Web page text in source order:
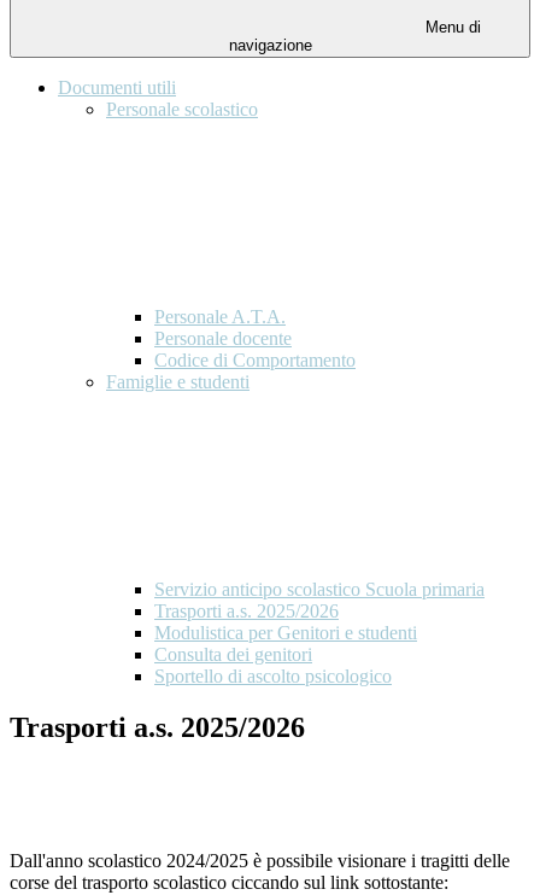
Menu di
navigazione
Documenti utili
Personale scolastico
Personale A.T.A.
Personale docente
Codice di Comportamento
Famiglie e studenti
Servizio anticipo scolastico Scuola primaria
Trasporti a.s. 2025/2026
Modulistica per Genitori e studenti
Consulta dei genitori
Sportello di ascolto psicologico
Trasporti a.s. 2025/2026
Dall'anno scolastico 2024/2025 è possibile visionare i tragitti delle
corse del trasporto scolastico ciccando sul link sottostante: